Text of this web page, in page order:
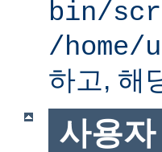
bin/
/
하고, 해
사용